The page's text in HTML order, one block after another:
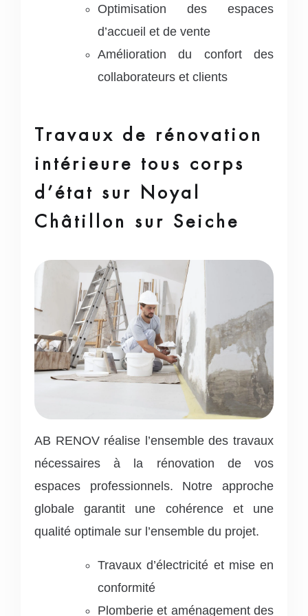
Optimisation des espaces
d’accueil et de vente
Amélioration du confort des
collaborateurs et clients
Travaux de rénovation
intérieure tous corps
d’état sur Noyal
Châtillon sur Seiche
AB RENOV réalise l’ensemble des travaux
nécessaires à la rénovation de vos
espaces professionnels. Notre approche
globale garantit une cohérence et une
qualité optimale sur l’ensemble du projet.
Travaux d’électricité et mise en
conformité
Plomberie et aménagement des